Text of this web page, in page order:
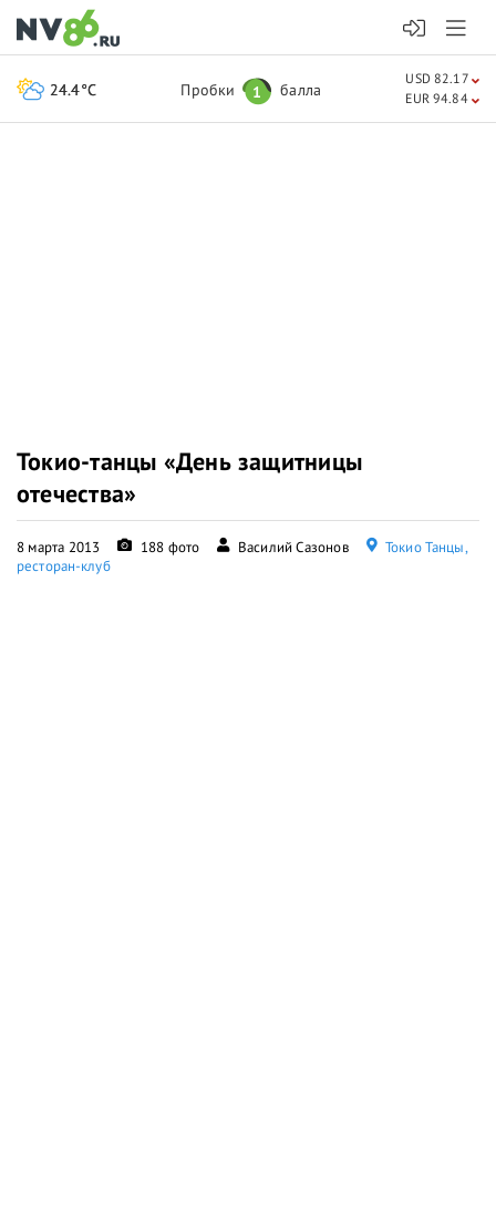
Токио-танцы «День защитницы
отечества»
8 марта 2013 188 фото Василий Сазонов
Токио Танцы,
ресторан-клуб
24.4°C Пробки 1 балла
USD 82.17
EUR 94.84